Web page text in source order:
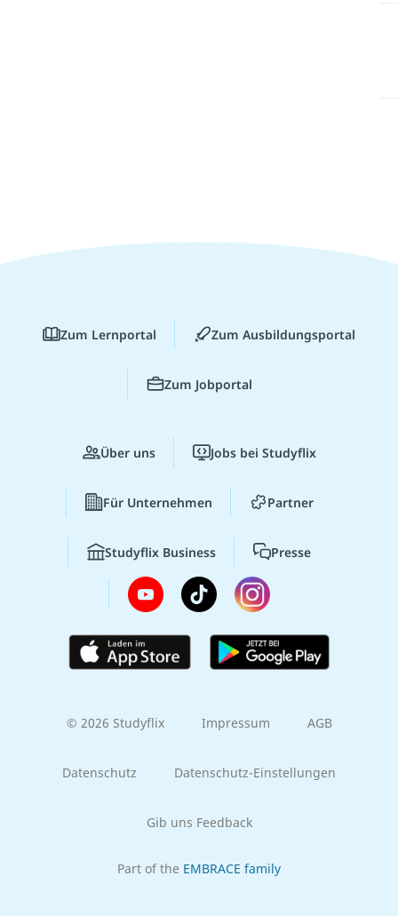
Zum Lernportal Zum Ausbildungsportal
Zum Jobportal
Über uns Jobs bei Studyflix
Für Unternehmen Partner
Studyflix Business Presse
© 2026 Studyflix Impressum AGB
Datenschutz Datenschutz-Einstellungen
Gib uns Feedback
Part of the EMBRACE family